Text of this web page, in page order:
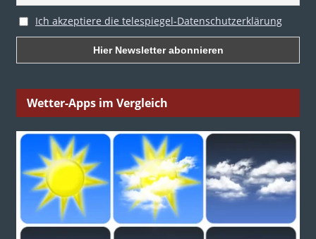
Ich akzeptiere die telespiegel-Datenschutzerklärung
Wetter-Apps im Vergleich